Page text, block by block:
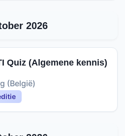
2026
Quiz (Algemene kennis)
(België)